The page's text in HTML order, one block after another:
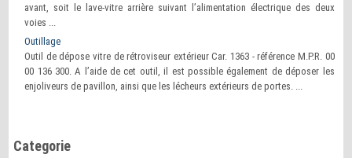
avant, soit le lave-vitre arrière suivant l’alimentation électrique des deux
voies ...
Outillage
Outil de dépose vitre de rétroviseur extérieur Car. 1363 - référence M.P.R. 00
00 136 300. A l’aide de cet outil, il est possible également de déposer les
enjoliveurs de pavillon, ainsi que les lécheurs extérieurs de portes. ...
Categorie